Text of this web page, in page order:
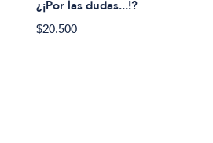
¿¡Por las dudas...!?
$20.500